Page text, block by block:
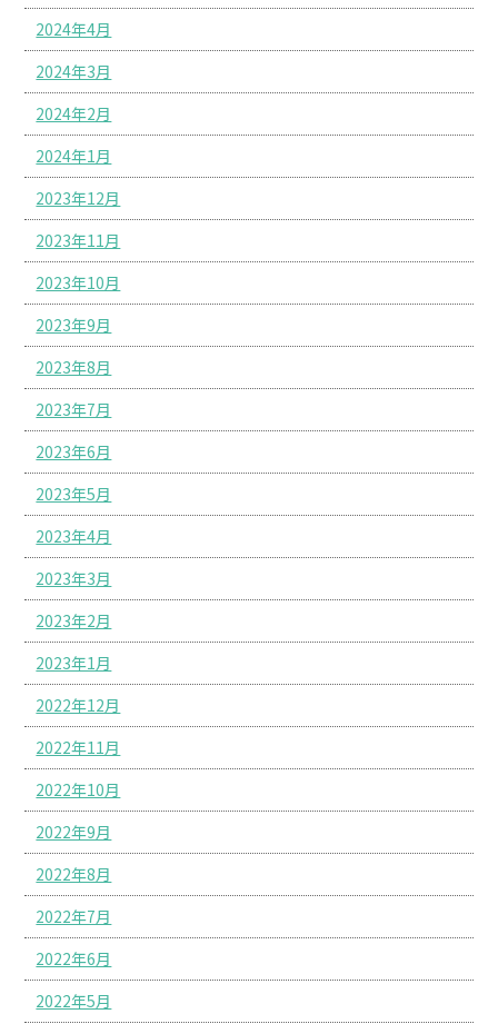
2024年4月
2024年3月
2024年2月
2024年1月
2023年12月
2023年11月
2023年10月
2023年9月
2023年8月
2023年7月
2023年6月
2023年5月
2023年4月
2023年3月
2023年2月
2023年1月
2022年12月
2022年11月
2022年10月
2022年9月
2022年8月
2022年7月
2022年6月
2022年5月